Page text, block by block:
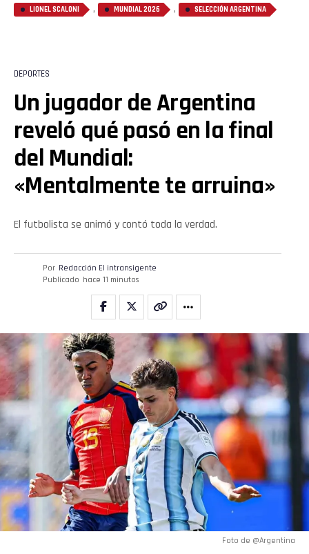
LIONEL SCALONI , MUNDIAL 2026 , SELECCIÓN ARGENTINA
DEPORTES
Un jugador de Argentina
reveló qué pasó en la final
del Mundial:
«Mentalmente te arruina»
El futbolista se animó y contó toda la verdad.
Por Redacción El intransigente
Publicado hace 11 minutos
Foto de @Argentina